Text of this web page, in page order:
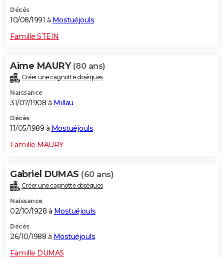
Décès
10/08/1991 à Mostuéjouls
Famille STEIN
Aime MAURY (80 ans)
Créer une cagnotte obsèques
Naissance
31/07/1908 à Millau
Décès
11/05/1989 à Mostuéjouls
Famille MAURY
Gabriel DUMAS (60 ans)
Créer une cagnotte obsèques
Naissance
02/10/1928 à Mostuéjouls
Décès
26/10/1988 à Mostuéjouls
Famille DUMAS